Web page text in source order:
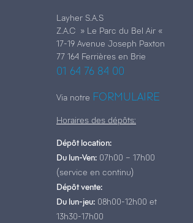
Layher S.A.S
Z.A.C » Le Parc du Bel Air «
17-19 Avenue Joseph Paxton
77 164 Ferrières en Brie
01 64 76 84 00
Via notre FORMULAIRE
Horaires des dépôts:
Dépôt location:
Du lun-Ven: 07h00 – 17h00
(service en continu)
Dépôt vente:
Du lun-jeu: 08h00-12h00 et
13h30-17h00